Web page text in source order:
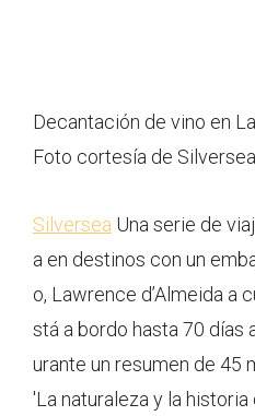
Decantación de vino en
Foto cortesía de Silversea
Silversea Una serie de
a en destinos con un
o, Lawrence d’Almeida a
stá a bordo hasta 70 días
urante un resumen de 45
'La naturaleza y la